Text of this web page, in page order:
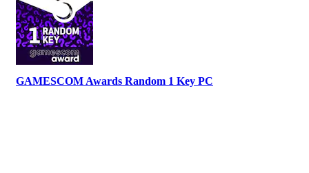
GAMESCOM Awards Random 1 Key PC